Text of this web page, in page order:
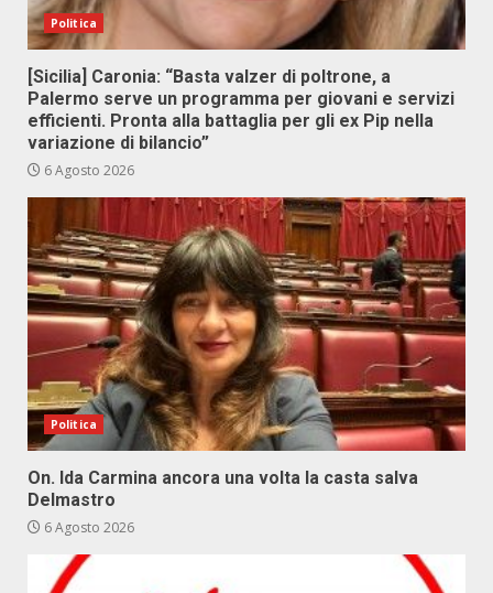
Politica
[Sicilia] Caronia: “Basta valzer di poltrone, a
Palermo serve un programma per giovani e servizi
efficienti. Pronta alla battaglia per gli ex Pip nella
variazione di bilancio”
6 Agosto 2026
Politica
On. Ida Carmina ancora una volta la casta salva
Delmastro
6 Agosto 2026